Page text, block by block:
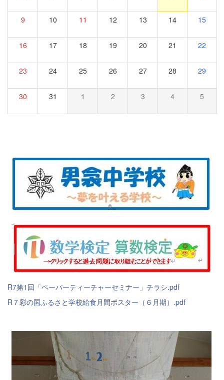
9 10 11 12 13 14 15
16 17 18 19 20 21 22
23 24 25 26 27 28 29
30 31 1 2 3 4 5
R7第1回「ペーパーティーチャーセミナー」チラシ.pdf
R７彩の国ふるさと学校給食月間ポスター（６月期）.pdf